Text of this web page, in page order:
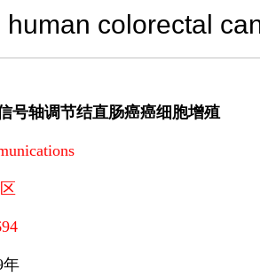
colorectal
号轴调节结直肠癌癌细胞增殖
年